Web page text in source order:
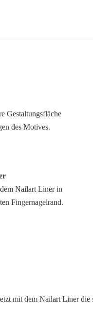
Gestaltungsfläche
des Motives.
Nailart Liner in
Fingernagelrand.
mit dem Nailart Liner die